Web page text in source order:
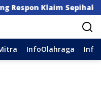
Tekankan Jalur
InfoOlahraga